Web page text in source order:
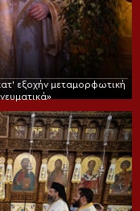
εξοχήν μεταμορφωτική